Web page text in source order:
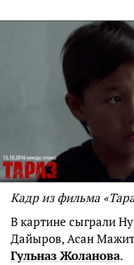
Кадр из фильма
В картине сыграли
Дайыров, Асан
Гульназ Жоланова.